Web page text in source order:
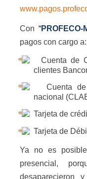
Con “PROFECO-
pagos con cargo a:
Cuenta de
clientes
Cuenta
nacional
Tarjeta de
Tarjeta de
Ya no es
presencial,
desaparecieron